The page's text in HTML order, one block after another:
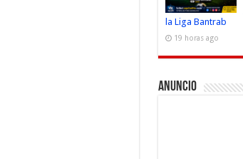
la Liga Bantrab
19 horas ago
Anuncio